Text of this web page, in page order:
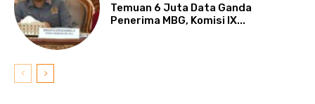
Temuan 6 Juta Data Ganda
Penerima MBG, Komisi IX...